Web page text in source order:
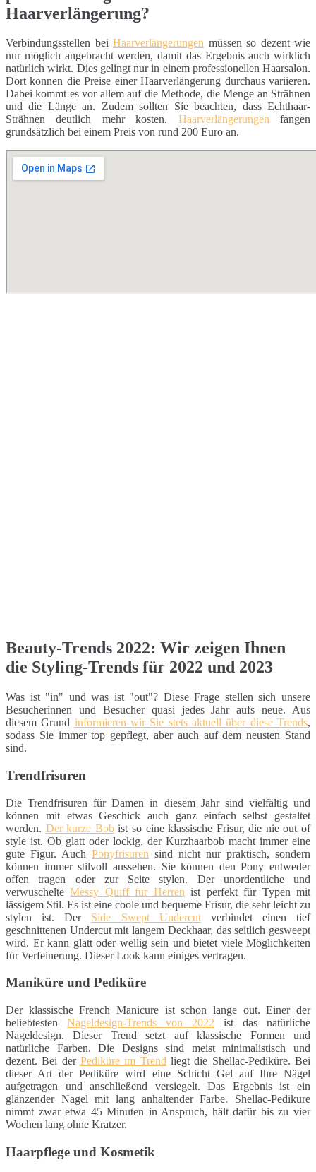
Haarverlängerung?
Verbindungsstellen bei Haarverlängerungen müssen so dezent wie
nur möglich angebracht werden, damit das Ergebnis auch wirklich
natürlich wirkt. Dies gelingt nur in einem professionellen Haarsalon.
Dort können die Preise einer Haarverlängerung durchaus variieren.
Dabei kommt es vor allem auf die Methode, die Menge an Strähnen
und die Länge an. Zudem sollten Sie beachten, dass Echthaar-
Strähnen deutlich mehr kosten. Haarverlängerungenfangen
grundsätzlich bei einem Preis von rund 200 Euro an.
Beauty-Trends 2022: Wir zeigen Ihnen
die Styling-Trends für 2022 und 2023
Was ist "in" und was ist "out"? Diese Frage stellen sich unsere
Besucherinnen und Besucher quasi jedes Jahr aufs neue. Aus
diesem Grund informieren wir Sie stets aktuell über diese Trends,
sodass Sie immer top gepflegt, aber auch auf dem neusten Stand
sind.
Trendfrisuren
Die Trendfrisuren für Damen in diesem Jahr sind vielfältig und
können mit etwas Geschick auch ganz einfach selbst gestaltet
werden. Der kurze Bobist so eine klassische Frisur, die nie out of
style ist. Ob glatt oder lockig, der Kurzhaarbob macht immer eine
gute Figur. Auch Ponyfrisuren sind nicht nur praktisch, sondern
können immer stilvoll aussehen. Sie können den Pony entweder
offen tragen oder zur Seite stylen. Der unordentliche und
verwuschelteMessy Quiff für Herren ist perfekt für Typen mit
lässigem Stil. Es ist eine coole und bequeme Frisur, die sehr leicht zu
stylen ist. Der Side Swept Undercutverbindet einen tief
geschnittenen Undercut mit langem Deckhaar, das seitlich gesweept
wird. Er kann glatt oder wellig sein und bietet viele Möglichkeiten
für Verfeinerung. Dieser Look kann einiges vertragen.
Maniküre und Pediküre
Der klassische French Manicure ist schon lange out. Einer der
beliebtesten Nageldesign-Trends von 2022 ist das natürliche
Nageldesign. Dieser Trend setzt auf klassische Formen und
natürliche Farben. Die Designs sind meist minimalistisch und
dezent. Bei der Pediküre im Trend liegt die Shellac-Pediküre. Bei
dieser Art der Pediküre wird eine Schicht Gel auf Ihre Nägel
aufgetragen und anschließend versiegelt. Das Ergebnis ist ein
glänzender Nagel mit lang anhaltender Farbe. Shellac-Pedikure
nimmt zwar etwa 45 Minuten in Anspruch, hält dafür bis zu vier
Wochen lang ohne Kratzer.
Haarpflege und Kosmetik